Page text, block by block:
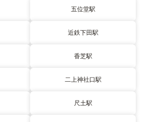
五位堂駅
近鉄下田駅
香芝駅
二上神社口駅
尺土駅